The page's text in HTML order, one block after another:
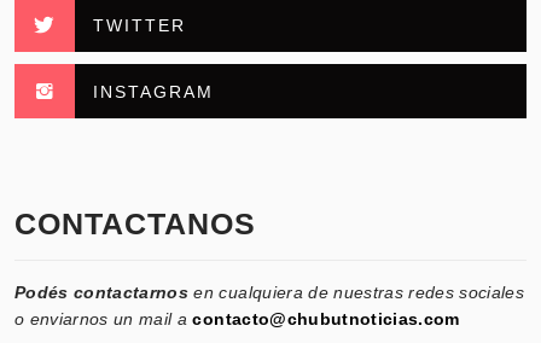
TWITTER
INSTAGRAM
CONTACTANOS
Podés contactarnos en cualquiera de nuestras redes sociales
o enviarnos un mail acontacto@chubutnoticias.com